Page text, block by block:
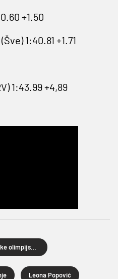
+1.50
1:40.81 +1.71
1:43.99 +4,89
Leona Popović